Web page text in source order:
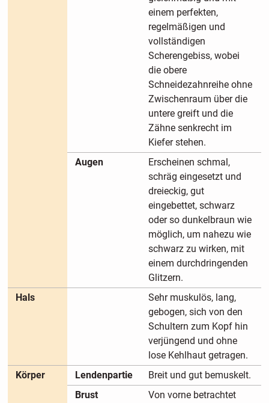
einem perfekten,
regelmäßigen und
vollständigen
Scherengebiss, wobei
die obere
Schneidezahnreihe ohne
Zwischenraum über die
untere greift und die
Zähne senkrecht im
Kiefer stehen.
Augen
Erscheinen schmal,
schräg eingesetzt und
dreieckig, gut
eingebettet, schwarz
oder so dunkelbraun wie
möglich, um nahezu wie
schwarz zu wirken, mit
einem durchdringenden
Glitzern.
Hals
Sehr muskulös, lang,
gebogen, sich von den
Schultern zum Kopf hin
verjüngend und ohne
lose Kehlhaut getragen.
Körper
Lendenpartie
Breit und gut bemuskelt.
Brust
Von vorne betrachtet